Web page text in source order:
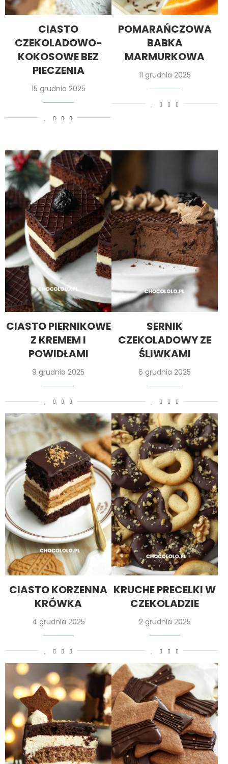
CIASTO
CZEKOLADOWO-
KOKOSOWE BEZ
PIECZENIA
15 grudnia 2025
POMARAŃCZOWA
BABKA
MARMURKOWA
11 grudnia 2025
CIASTO PIERNIKOWE
Z KREMEM I
POWIDŁAMI
9 grudnia 2025
SERNIK
CZEKOLADOWY ZE
ŚLIWKAMI
6 grudnia 2025
CIASTO KORZENNA
KRÓWKA
4 grudnia 2025
KRUCHE PRECELKI W
CZEKOLADZIE
2 grudnia 2025